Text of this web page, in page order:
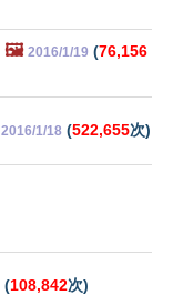
🖼️ 2016/1/19 (76,156
2016/1/18 (522,655次)
(108,842次)